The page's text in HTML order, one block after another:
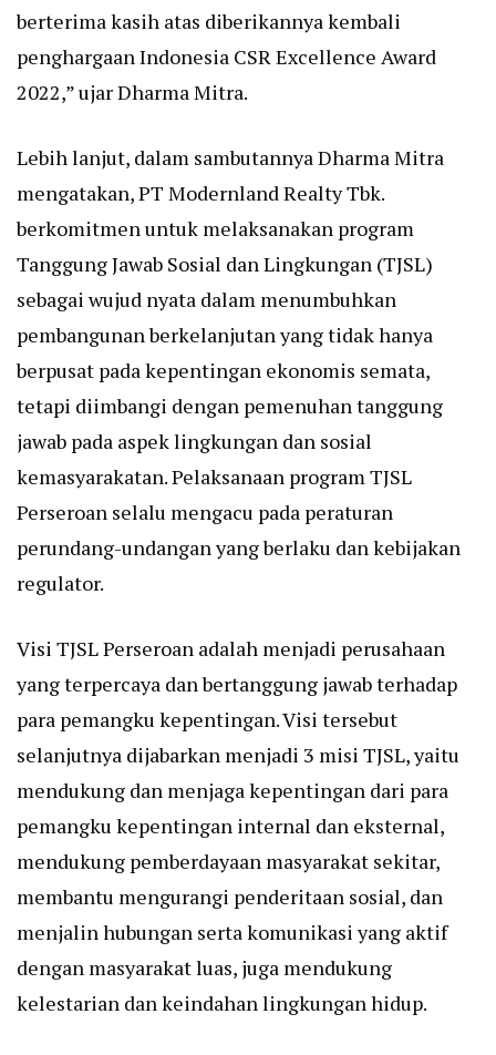
berterima kasih atas diberikannya kembali
penghargaan Indonesia CSR Excellence Award
2022,” ujar Dharma Mitra.
Lebih lanjut, dalam sambutannya Dharma Mitra
mengatakan, PT Modernland Realty Tbk.
berkomitmen untuk melaksanakan program
Tanggung Jawab Sosial dan Lingkungan (TJSL)
sebagai wujud nyata dalam menumbuhkan
pembangunan berkelanjutan yang tidak hanya
berpusat pada kepentingan ekonomis semata,
tetapi diimbangi dengan pemenuhan tanggung
jawab pada aspek lingkungan dan sosial
kemasyarakatan. Pelaksanaan program TJSL
Perseroan selalu mengacu pada peraturan
perundang-undangan yang berlaku dan kebijakan
regulator.
Visi TJSL Perseroan adalah menjadi perusahaan
yang terpercaya dan bertanggung jawab terhadap
para pemangku kepentingan. Visi tersebut
selanjutnya dijabarkan menjadi 3 misi TJSL, yaitu
mendukung dan menjaga kepentingan dari para
pemangku kepentingan internal dan eksternal,
mendukung pemberdayaan masyarakat sekitar,
membantu mengurangi penderitaan sosial, dan
menjalin hubungan serta komunikasi yang aktif
dengan masyarakat luas, juga mendukung
kelestarian dan keindahan lingkungan hidup.